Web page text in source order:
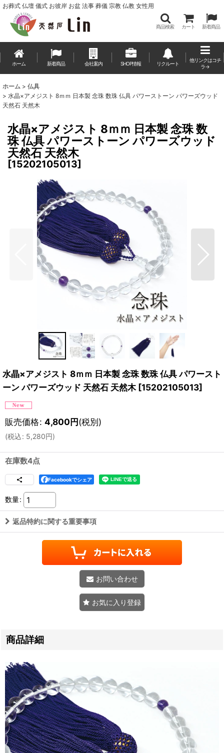
お葬式 仏壇 儀式 お彼岸 お盆 法事 葬儀 宗教 仏教 女性用
商品検索 カート 新着商品
ホーム 新着商品 会社案内 SHOP情報 リクルート
他リンクはコチ
ラ→
ホーム > 仏具
> 水晶×アメジスト 8ｍｍ 日本製 念珠 数珠 仏具 パワーストーン パワーズウッド
天然石 天然木
水晶×アメジスト 8ｍｍ 日本製 念珠 数
珠 仏具 パワーストーン パワーズウッド
天然石 天然木
[15202105013]
水晶×アメジスト 8ｍｍ 日本製 念珠 数珠 仏具 パワースト
ーン パワーズウッド 天然石 天然木 [15202105013]
販売価格: 4,800円(税別)
(税込: 5,280円)
在庫数4点
Facebookでシェア
数量:
返品特約に関する重要事項
お問い合わせ
お気に入り登録
商品詳細